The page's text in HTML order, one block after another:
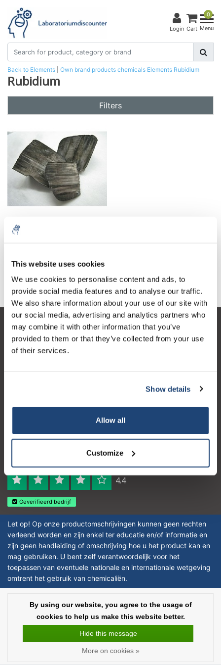
This website uses cookies
We use cookies to personalise content and ads, to
provide social media features and to analyse our traffic.
We also share information about your use of our site with
our social media, advertising and analytics partners who
may combine it with other information that you’ve
provided to them or that they’ve collected from your use
of their services.
Show details
Allow all
Customize
Login
0
Cart Menu
Back to Elements Own brand products chemicals Elements Rubidium
Rubidium
Filters
Rubidium, 99.75%, pieces
Customer service
My account
4.4
Geverifieerd bedrijf
Let op! Op onze productomschrijvingen kunnen geen rechten
verleend worden en zijn enkel ter educatie en/of informatie en
zijn geen handleiding of omschrijving hoe u het product kan en
mag gebruiken. U bent zelf verantwoordelijk voor het
toepassen van eventuele nationale en internationale wetgeving
omtrent het gebruik van chemicaliën.
Affordable lab supplies - All rights reserved - Theme byInStijl Media
prices are excluding taxes
By using our website, you agree to the usage of
cookies to help us make this website better.
Hide this message
More on cookies »